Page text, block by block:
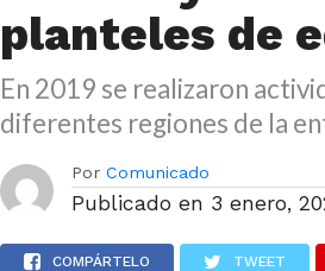
planteles de
En 2019 se realizaron
diferentes regiones de la
Por Comunicado
Publicado en 3 enero,
COMPÁRTELO TWEET